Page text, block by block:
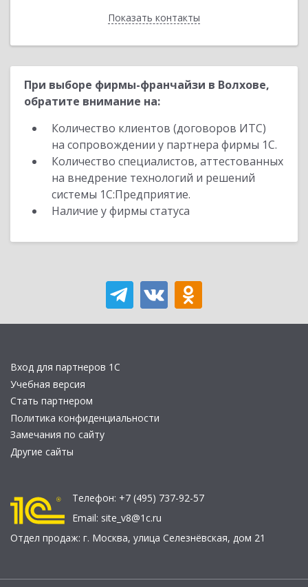
Показать контакты
Назад
При выборе фирмы-франчайзи в Волхове,
обратите внимание на:
Количество клиентов (договоров ИТС)
на сопровождении у партнера фирмы 1С.
Количество специалистов, аттестованных
на внедрение технологий и решений
системы 1С:Предприятие.
Наличие у фирмы статуса
Вход для партнеров 1С
Учебная версия
Стать партнером
Политика конфиденциальности
Замечания по сайту
Другие сайты
Телефон: +7 (495) 737-92-57
Email: site_v8@1c.ru
Отдел продаж: г. Москва, улица Селезнёвская, дом 21